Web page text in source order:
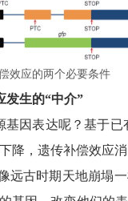
效应的两个必要条件
发生的“中介”
因表达呢？基于
降，遗传补偿效应消
古时期天地崩塌